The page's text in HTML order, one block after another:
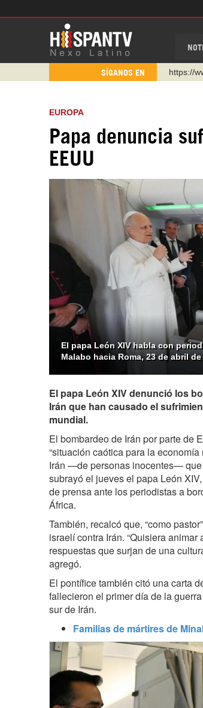
SÍGANOS EN
https://
https://
https://
EUROPA
Papa denuncia
EEUU
El papa León XIV habla con
Malabo hacia Roma, 23 de abril
El papa León XIV denunció los
Irán que han causado el
mundial.
El bombardeo de Irán por parte de
“situación caótica para la
Irán —de personas inocentes— que
subrayó el jueves el papa León
de prensa ante los periodistas a
África.
También, recalcó que, “como
israelí contra Irán. “Quisiera
respuestas que surjan de una
agregó.
El pontífice también citó una carta
fallecieron el primer día de la
sur de Irán.
Familias de mártires de